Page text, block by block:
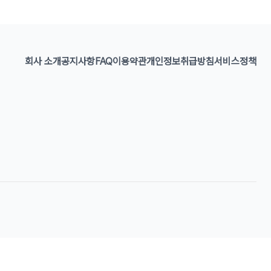
회사 소개공지사항FAQ이용약관개인정보취급방침서비스정책